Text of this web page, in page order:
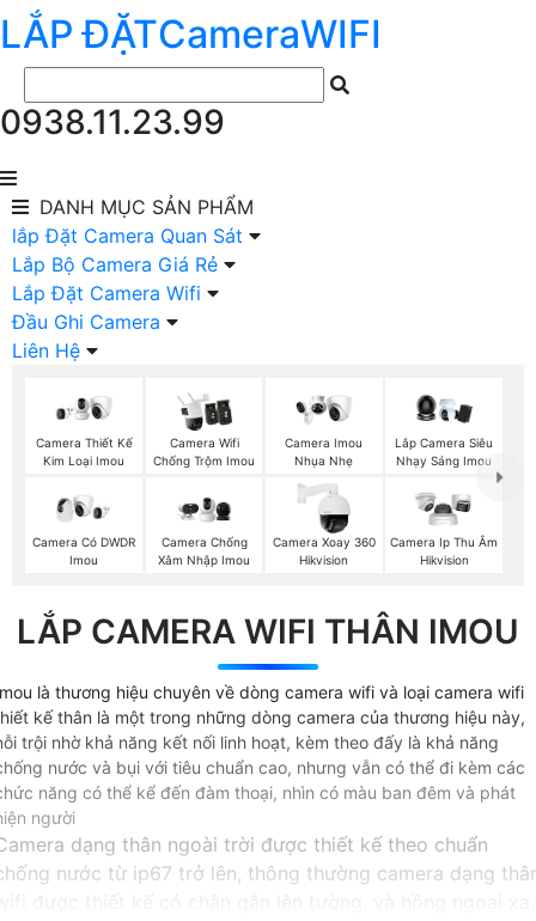
LẮP ĐẶTCameraWIFI
0938.11.23.99
DANH MỤC SẢN PHẨM
lắp Đặt Camera Quan Sát
Lắp Bộ Camera Giá Rẻ
Lắp Đặt Camera Wifi
Đầu Ghi Camera
Liên Hệ
Camera Thiết Kế
Kim Loại Imou
Camera Wifi
Chống Trộm Imou
Camera Imou
Nhụa Nhẹ
Lắp Camera Siêu
Nhạy Sáng Imou
Camera Có DWDR
Imou
Camera Chống
Xâm Nhập Imou
Camera Xoay 360
Hikvision
Camera Ip Thu Âm
Hikvision
LẮP CAMERA WIFI THÂN IMOU
là thương hiệu chuyên về dòng camera wifi và loại camera wifi
kế thân là một trong những dòng camera của thương hiệu này,
trội nhờ khả năng kết nối linh hoạt, kèm theo đấy là khả năng
nước và bụi với tiêu chuẩn cao, nhưng vẫn có thể đi kèm các
năng có thể kể đến đàm thoại, nhìn có màu ban đêm và phát
người
dạng thân ngoài trời được thiết kế theo chuẩn
nước từ ip67 trở lên, thông thường camera dạng
được thiết kế có chân gắn lên tường. và hồng ngoại xa.